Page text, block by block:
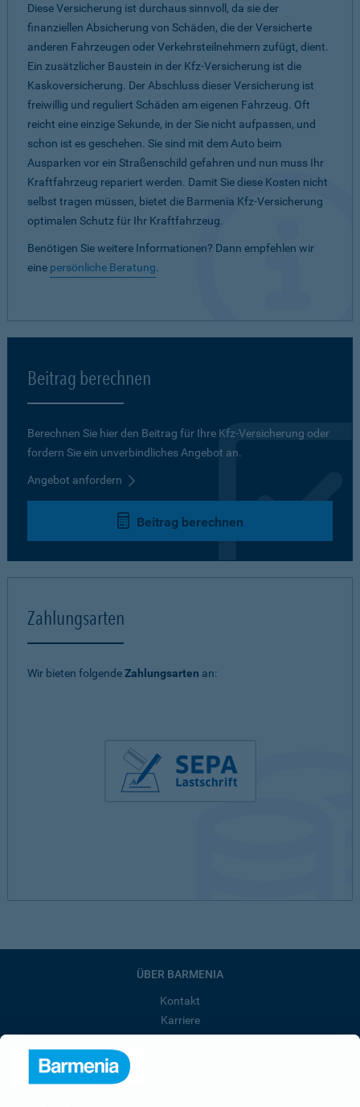
Diese Versicherung ist durchaus sinnvoll, da sie der
finanziellen Absicherung von Schäden, die der Versicherte
anderen Fahrzeugen oder Verkehrsteilnehmern zufügt, dient.
Ein zusätzlicher Baustein in der Kfz-Versicherung ist die
Kaskoversicherung. Der Abschluss dieser Versicherung ist
freiwillig und reguliert Schäden am eigenen Fahrzeug. Oft
reicht eine einzige Sekunde, in der Sie nicht aufpassen, und
schon ist es geschehen. Sie sind mit dem Auto beim
Ausparken vor ein Straßenschild gefahren und nun muss Ihr
Kraftfahrzeug repariert werden. Damit Sie diese Kosten nicht
selbst tragen müssen, bietet die Barmenia Kfz-Versicherung
optimalen Schutz für Ihr Kraftfahrzeug.
Benötigen Sie weitere Informationen? Dann empfehlen wir
eine persönliche Beratung.
Beitrag berechnen
Berechnen Sie hier den Beitrag für Ihre Kfz-Versicherung oder
fordern Sie ein unverbindliches Angebot an.
Angebot anfordern
Beitrag berechnen
Zahlungsarten
Wir bieten folgendeZahlungsarten an:
ÜBER BARMENIA
Kontakt
Karriere